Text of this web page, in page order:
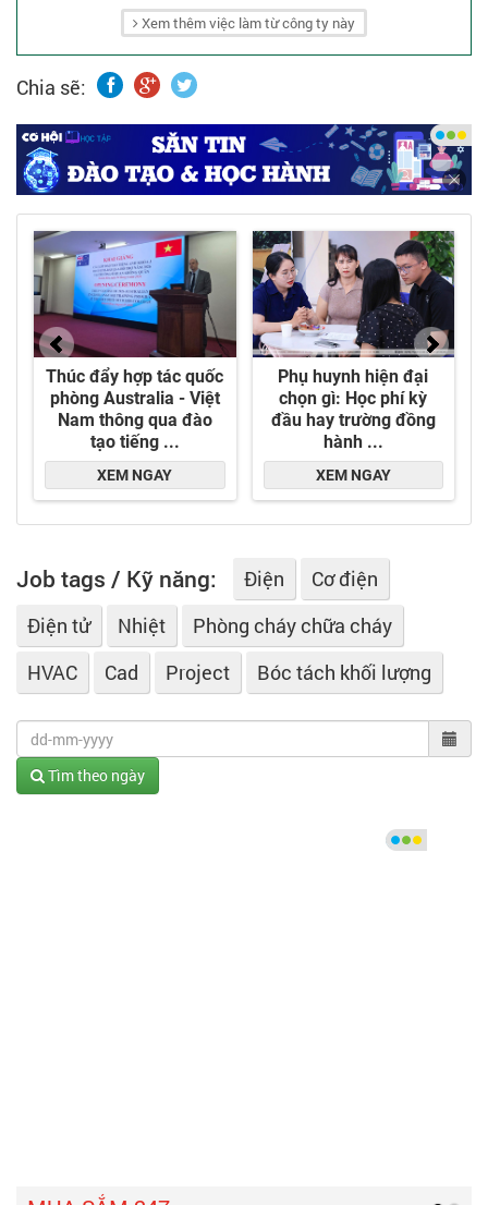
Xem thêm việc làm từ công ty này
Chia sẽ:
Job tags / Kỹ năng: Điện
Cơ điện
Điện tử
Nhiệt
Phòng cháy chữa cháy
HVAC
Cad Project Bóc tách khối lượng
Tìm theo ngày